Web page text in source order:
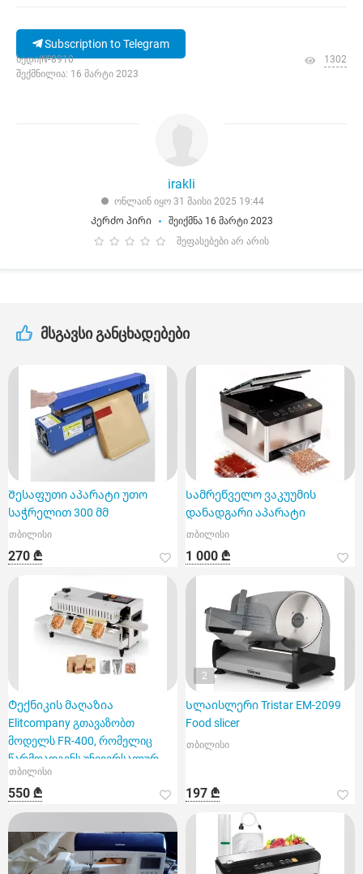
Subscription to Telegram
ხედი|№8910
შექმნილია: 16 მარტი 2023
1302
irakli
ონლაინ იყო 31 მაისი 2025 19:44
Კერძო პირი
შეიქმნა 16 მარტი 2023
შეფასებები არ არის
მსგავსი განცხადებები
Შესაფუთი აპარატი უთო
საჭრელით 300 მმ
თბილისი
270 ₾
Სამრეწველო ვაკუუმის
დანადგარი აპარატი
თბილისი
1 000 ₾
Ტექნიკის მაღაზია
Elitcompany გთავაზობთ
მოდელს FR-400, რომელიც
წარმოადგენს უნივერსალურ
სამრეწველო შეს
თბილისი
550 ₾
2
Სლაისლერი Tristar EM-2099
Food slicer
თბილისი
197 ₾